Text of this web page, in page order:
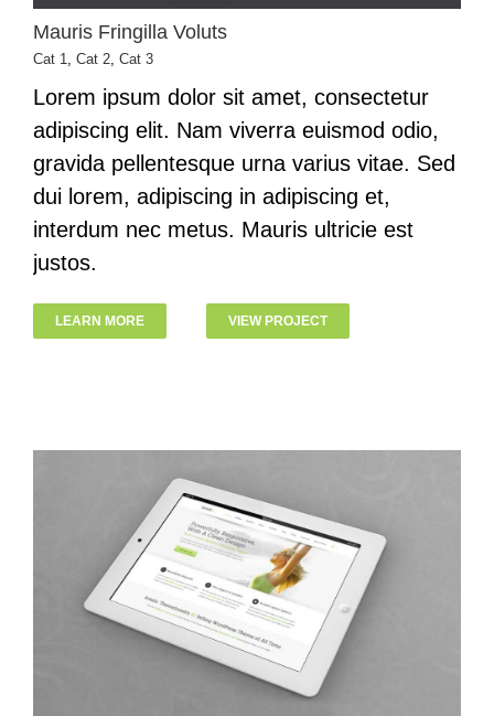
Mauris Fringilla Voluts
Cat 1, Cat 2, Cat 3
Lorem ipsum dolor sit amet, consectetur
adipiscing elit. Nam viverra euismod odio,
gravida pellentesque urna varius vitae. Sed
dui lorem, adipiscing in adipiscing et,
interdum nec metus. Mauris ultricie est
justos.
LEARN MORE VIEW PROJECT